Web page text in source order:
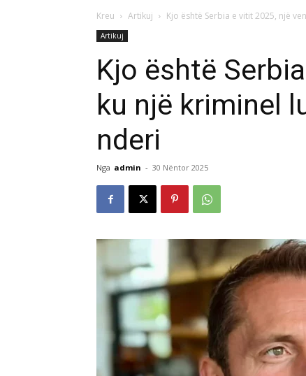
Kreu Artikuj Kjo është Serbia e vitit 2025, një
Artikuj
Kjo është
ku një kriminel
nderi
Nga admin - 30 Nëntor 2025